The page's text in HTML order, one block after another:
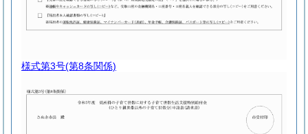
様式第3号(第8条関係)